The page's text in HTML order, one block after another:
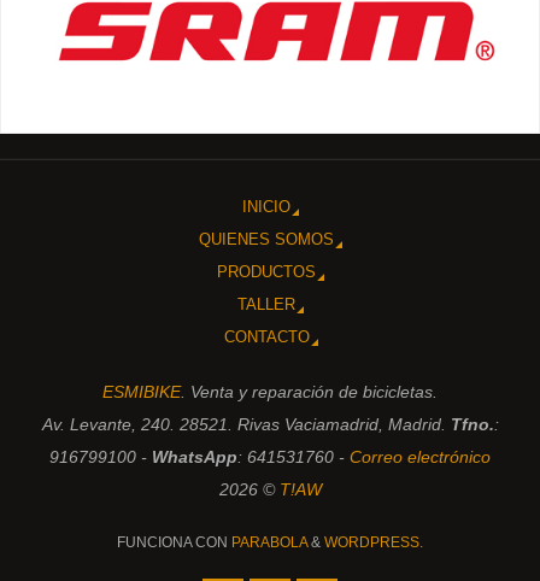
INICIO
QUIENES SOMOS
PRODUCTOS
TALLER
CONTACTO
ESMIBIKE. Venta y reparación de bicicletas.
Av. Levante, 240. 28521. Rivas Vaciamadrid, Madrid. Tfno.:
916799100 - WhatsApp: 641531760 - Correo electrónico
2026 © T!AW
FUNCIONA CON PARABOLA& WORDPRESS.